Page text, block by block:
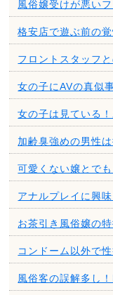
風俗嬢受けが悪い
格安店で遊ぶ前の
フロントスタッフ
女の子にAVの真似
女の子は見ている
加齢臭強めの男性
可愛くない嬢とで
アナルプレイに興
お茶引き風俗嬢の
コンドーム以外で
風俗客の誤解多し